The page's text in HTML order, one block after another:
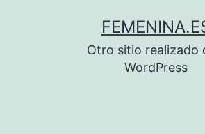
Otro sitio realizado
WordPress